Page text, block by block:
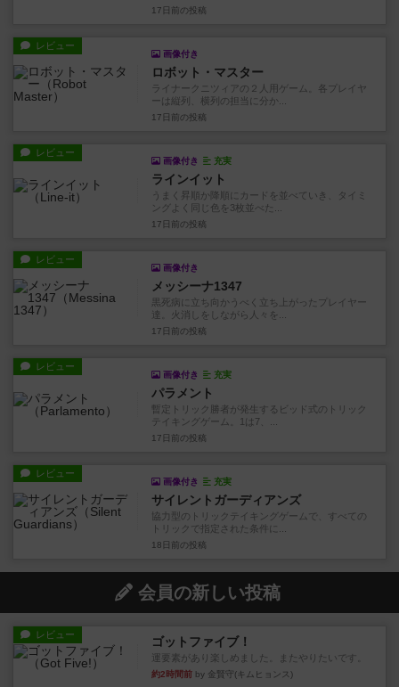
17日前 の投稿
レビュー
画像付き
ロボット・マスター
ライナークニツィアの２人用ゲーム。各プレイヤ
ーは縦列、横列の担当に分か...
17日前 の投稿
レビュー
画像付き 充実
ラインイット
うまく昇順か降順にカードを並べていき、タイミ
ングよく同じ色を3枚並べた...
17日前 の投稿
レビュー
画像付き
メッシーナ1347
黒死病に立ち向かうべく立ち上がったプレイヤー
達。火消しをしながら人々を...
17日前 の投稿
レビュー
画像付き 充実
パラメント
暫定トリック勝者が発生するビッド式のトリック
テイキングゲーム。1は7、...
17日前 の投稿
レビュー
画像付き 充実
サイレントガーディアンズ
協力型のトリックテイキングゲームで、すべての
トリックで指定された条件に...
18日前 の投稿
会員の新しい投稿
レビュー ゴットファイブ！
運要素があり楽しめました。またやりたいです。
約2時間前 by 金賢守(キムヒョンス)